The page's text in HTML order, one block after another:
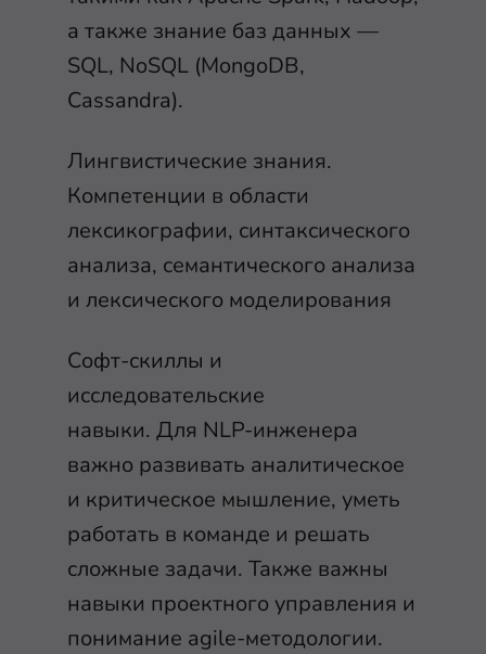
а также знание баз данных —
SQL, NoSQL (MongoDB,
Cassandra).
Лингвистические знания.
Компетенции в области
лексикографии, синтаксического
анализа, семантического анализа
и лексического моделирования
Софт-скиллы и
исследовательские
навыки. Для NLP-инженера
важно развивать аналитическое
и критическое мышление, уметь
работать в команде и решать
сложные задачи. Также важны
навыки проектного управления и
понимание agile-методологии.